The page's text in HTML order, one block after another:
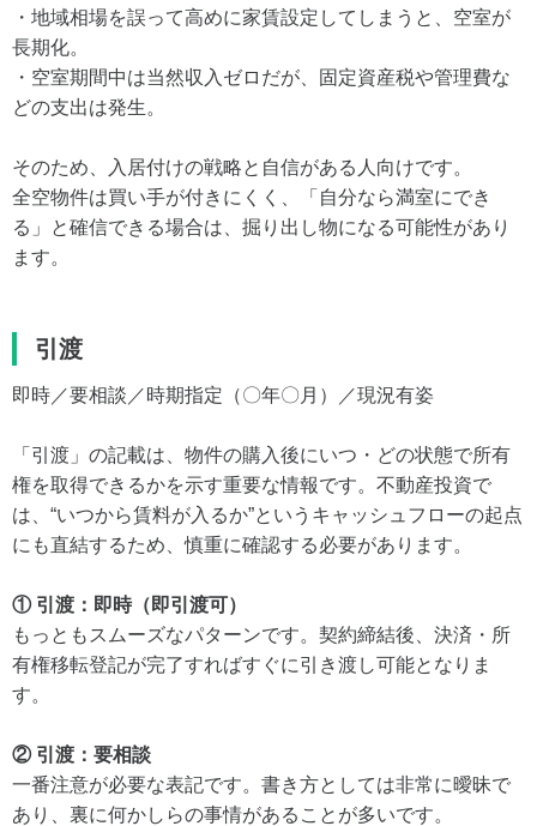
・地域相場を誤って高めに家賃設定してしまうと、空室が
長期化。
・空室期間中は当然収入ゼロだが、固定資産税や管理費な
どの支出は発生。
そのため、入居付けの戦略と自信がある人向けです。
全空物件は買い手が付きにくく、「自分なら満室にでき
る」と確信できる場合は、掘り出し物になる可能性があり
ます。
引渡
即時／要相談／時期指定（〇年〇月）／現況有姿
「引渡」の記載は、物件の購入後にいつ・どの状態で所有
権を取得できるかを示す重要な情報です。不動産投資で
は、“いつから賃料が入るか”というキャッシュフローの起点
にも直結するため、慎重に確認する必要があります。
① 引渡：即時（即引渡可）
もっともスムーズなパターンです。契約締結後、決済・所
有権移転登記が完了すればすぐに引き渡し可能となりま
す。
② 引渡：要相談
一番注意が必要な表記です。書き方としては非常に曖昧で
あり、裏に何かしらの事情があることが多いです。